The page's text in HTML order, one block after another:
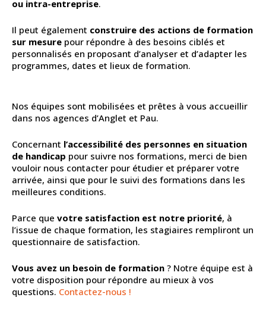
ou intra-entreprise.
Il peut également construire des actions de formation
sur mesure pour répondre à des besoins ciblés et
personnalisés en proposant d’analyser et d’adapter les
programmes, dates et lieux de formation.
Nos équipes sont mobilisées et prêtes à vous accueillir
dans nos agences d’Anglet et Pau.
Concernant l’accessibilité des personnes en situation
de handicap pour suivre nos formations, merci de bien
vouloir nous contacter pour étudier et préparer votre
arrivée, ainsi que pour le suivi des formations dans les
meilleures conditions.
Parce que votre satisfaction est notre priorité, à
l’issue de chaque formation, les stagiaires rempliront un
questionnaire de satisfaction.
Vous avez un besoin de formation ? Notre équipe est à
votre disposition pour répondre au mieux à vos
questions. Contactez-nous !